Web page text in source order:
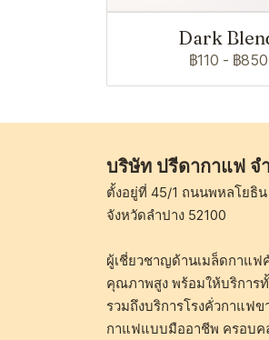
Dark
฿110 - ฿850
บริษัท ปรีดากาแฟ จ
ตั้งอยู่ที่ 45/1 ถนนพหลโยธิ
จังหวัดลำปาง 52100
ผู้เชี่ยวชาญด้านเมล็ดกาแฟ
คุณภาพสูง พร้อมให้บริการ
รวมถึงบริการโรงคั่วกาแฟ
กาแฟแบบมืออาชีพ ครอบค